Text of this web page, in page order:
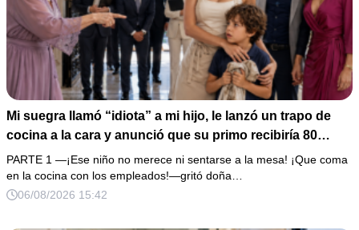
Mi suegra llamó “idiota” a mi hijo, le lanzó un trapo de
cocina a la cara y anunció que su primo recibiría 80
millones y el 50% de las acciones: “Aprende cuál es tu
lugar”. Permanecí en silencio hasta que terminaron de
firmar; entonces mostré una grabación y alguien llamó a
PARTE 1 —¡Ese niño no merece ni sentarse a la mesa! ¡Que coma
en la cocina con los empleados!—gritó doña…
06/08/2026 15:42